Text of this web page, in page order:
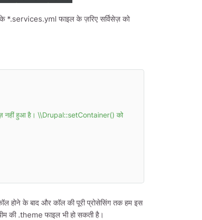
फाइल के ज़रिए सर्विसेज़ को
नहीं हुआ है। \\Drupal::setContainer() को
होने के बाद और कॉल की पूरी प्रोसेसिंग तक हम इस
की .theme फाइल भी हो सकती है।